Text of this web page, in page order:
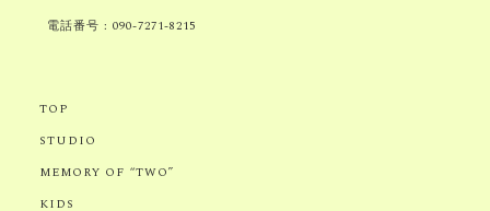
電話番号 :090-7271-8215
TOP
STUDIO
MEMORY OF “TWO”
KIDS